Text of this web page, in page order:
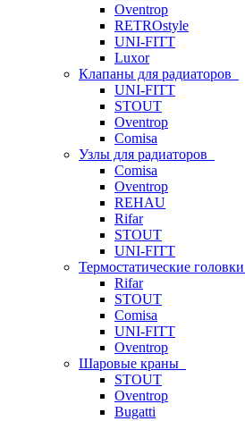
Oventrop
RETROstyle
UNI-FITT
Luxor
Клапаны для радиаторов
UNI-FITT
STOUT
Oventrop
Comisa
Узлы для радиаторов
Comisa
Oventrop
REHAU
Rifar
STOUT
UNI-FITT
Термостатические головки
Rifar
STOUT
Comisa
UNI-FITT
Oventrop
Шаровые краны
STOUT
Oventrop
Bugatti